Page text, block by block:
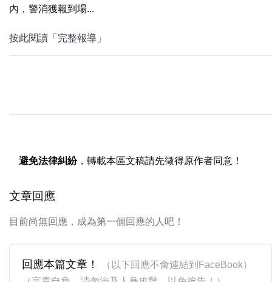
內，警消獲報到場...
按此閱讀「完整報導」
避免法律糾紛，轉載本區文稿請先徵得原作者同意！
文章回應
目前尚無回應，成為第一個回應的人吧！
回應本篇文章！
（以下回應不會連結到FaceBook）